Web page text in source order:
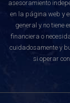
asesoramiento
en la página web y
general y no tiene
financiera o
cuidadosamente y
si operar